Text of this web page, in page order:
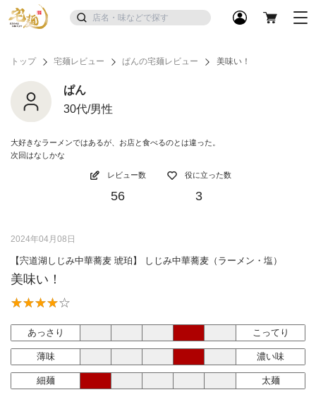
トップ 宅麺レビュー ぱんの宅麺レビュー 美味い！
ぱん
30代/男性
大好きなラーメンではあるが、お店と食べるのとは違った。
次回はなしかな
レビュー数
56
役に立った数
3
2024年04月08日
【宍道湖しじみ中華蕎麦 琥珀】 しじみ中華蕎麦（ラーメン・塩）
美味い！
あっさり こってり
薄味 濃い味
細麺 太麺